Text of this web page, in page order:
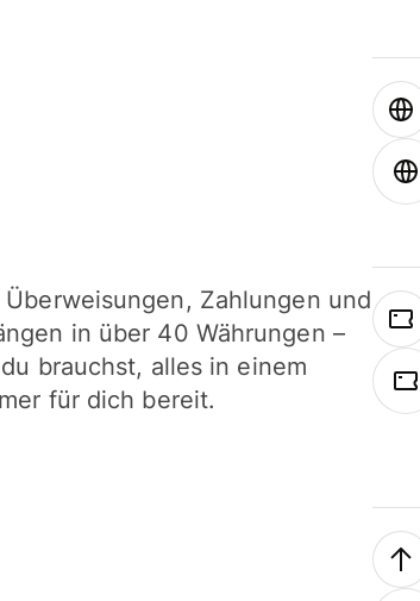
Zahlungen und
in über 40 Währungen –
brauchst, alles in einem
für dich bereit.